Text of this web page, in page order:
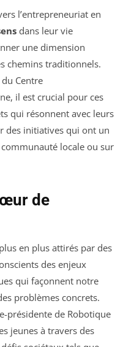
l’entrepreneuriat en
dans leur vie
une dimension
chemins traditionnels.
Centre
il est crucial pour ces
qui résonnent avec leurs
des initiatives qui ont un
locale ou sur
de
en plus attirés par des
des enjeux
qui façonnent notre
problèmes concrets.
présidente de Robotique
jeunes à travers des